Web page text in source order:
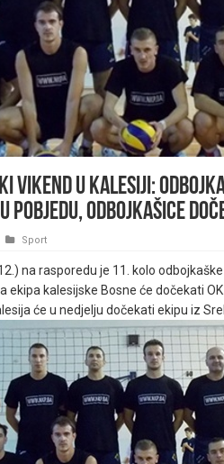
vikend u Kalesiji:
pobjedu, odbojkašice
Sport
na rasporedu je 11. kolo
ekipa kalesijske Bosne će dočekati
će u nedjelju dočekati ekipu iz